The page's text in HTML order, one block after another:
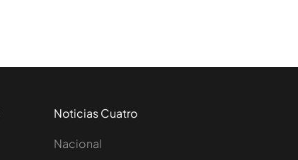
Noticias Cuatro
Nacional